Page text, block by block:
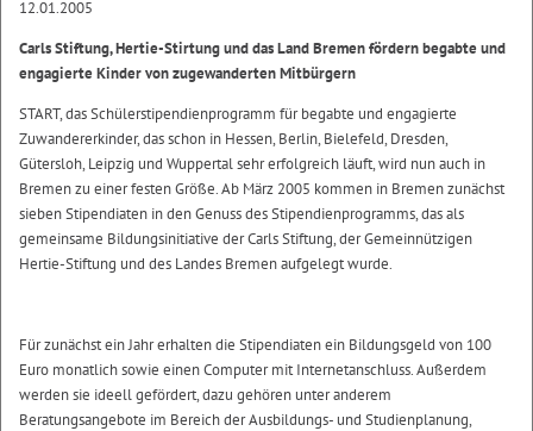
12.01.2005
Carls Stiftung, Hertie-Stirtung und das Land Bremen fördern begabte und
engagierte Kinder von zugewanderten Mitbürgern
START, das Schülerstipendienprogramm für begabte und engagierte
Zuwandererkinder, das schon in Hessen, Berlin, Bielefeld, Dresden,
Gütersloh, Leipzig und Wuppertal sehr erfolgreich läuft, wird nun auch in
Bremen zu einer festen Größe. Ab März 2005 kommen in Bremen zunächst
sieben Stipendiaten in den Genuss des Stipendienprogramms, das als
gemeinsame Bildungsinitiative der Carls Stiftung, der Gemeinnützigen
Hertie-Stiftung und des Landes Bremen aufgelegt wurde.
Für zunächst ein Jahr erhalten die Stipendiaten ein Bildungsgeld von 100
Euro monatlich sowie einen Computer mit Internetanschluss. Außerdem
werden sie ideell gefördert, dazu gehören unter anderem
Beratungsangebote im Bereich der Ausbildungs- und Studienplanung,